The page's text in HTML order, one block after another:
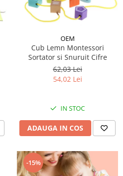
OEM
Cub Lemn Montessori
Sortator si Snuruit Cifre
62,03 Lei
54,02 Lei
IN STOC
ADAUGA IN COS
-15%